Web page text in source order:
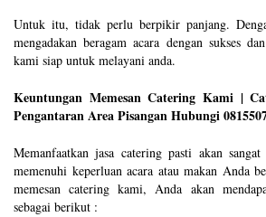
Untuk itu, tidak perlu berpikir panjang.
mengadakan beragam acara dengan sukses
kami siap untuk melayani anda.
Keuntungan Memesan Catering Kami |
Pengantaran Area Pisangan Hubungi
Memanfaatkan jasa catering pasti akan
memenuhi keperluan acara atau makan Anda
memesan catering kami, Anda akan
sebagai berikut :